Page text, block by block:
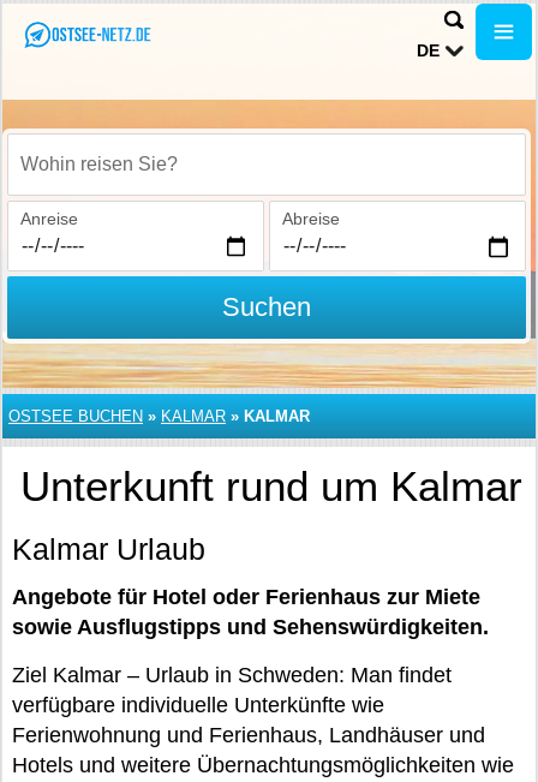
DE
Wohin reisen Sie?
Anreise Abreise
Suchen
OSTSEE BUCHEN » KALMAR » KALMAR
Unterkunft rund um Kalmar
Kalmar Urlaub
Angebote für Hotel oder Ferienhaus zur Miete
sowie Ausflugstipps und Sehenswürdigkeiten.
Ziel Kalmar – Urlaub in Schweden: Man findet
verfügbare individuelle Unterkünfte wie
Ferienwohnung und Ferienhaus, Landhäuser und
Hotels und weitere Übernachtungsmöglichkeiten wie